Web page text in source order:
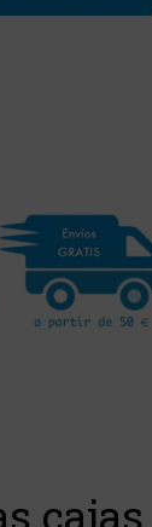
cajas